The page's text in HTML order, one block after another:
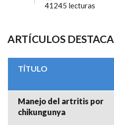
41245 lecturas
ARTÍCULOS
TÍTULO
Manejo del artritis por
chikungunya